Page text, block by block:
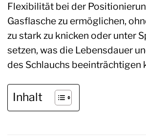
Flexibilität bei der
Gasflasche zu ermöglichen,
zu stark zu knicken oder unter
setzen, was die Lebensdauer
des Schlauchs beeinträchtigen
Inhalt